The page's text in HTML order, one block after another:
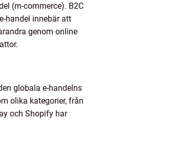
(m-commerce). B2C
handel innebär att
genom online
globala e-handelns
olika kategorier, från
och Shopify har